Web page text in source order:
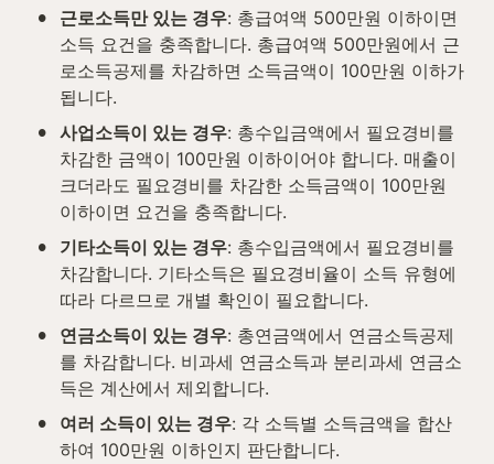
• 근로소득만 있는 경우: 총급여액 500만원 이하이면
소득 요건을 충족합니다. 총급여액 500만원에서 근
로소득공제를 차감하면 소득금액이 100만원 이하가
됩니다.
• 사업소득이 있는 경우: 총수입금액에서 필요경비를
차감한 금액이 100만원 이하이어야 합니다. 매출이
크더라도 필요경비를 차감한 소득금액이 100만원
이하이면 요건을 충족합니다.
• 기타소득이 있는 경우: 총수입금액에서 필요경비를
차감합니다. 기타소득은 필요경비율이 소득 유형에
따라 다르므로 개별 확인이 필요합니다.
• 연금소득이 있는 경우: 총연금액에서 연금소득공제
를 차감합니다. 비과세 연금소득과 분리과세 연금소
득은 계산에서 제외합니다.
• 여러 소득이 있는 경우: 각 소득별 소득금액을 합산
하여 100만원 이하인지 판단합니다.